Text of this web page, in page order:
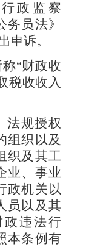
政监察
员法》
申诉。
称“财政收
税收收入
法规授权
组织以及
织及其工
业、事业
政机关以
员以及其
违法行
本条例有